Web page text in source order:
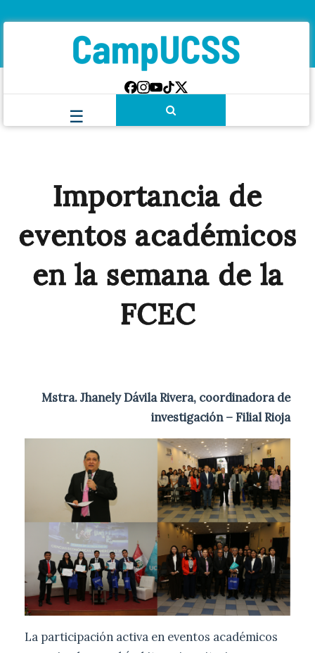
Importancia de
eventos académicos
en la semana de la
FCEC
Mstra. Jhanely Dávila Rivera, coordinadora de
investigación – Filial Rioja
La participación activa en eventos académicos